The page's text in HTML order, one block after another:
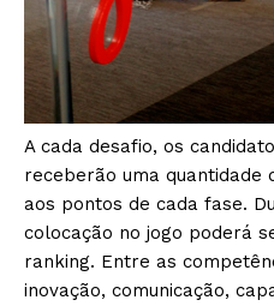
A cada desafio, os
receberão uma quantidade
aos pontos de cada fase.
colocação no jogo poderá
ranking. Entre as
inovação, comunicação,